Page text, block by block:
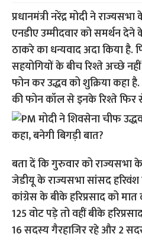
प्रधानमंत्री नरेंद्र मोदी ने
एनडीए उम्मीदवार को समर्थन
ठाकरे का धन्यवाद अदा किया है.
सहयोगियों के बीच रिश्ते अच्छे
फोन कर उद्धव को शुक्रिया कहा है.
की फोन कॉल से इनके रिश्ते फिर
बता दें कि गुरुवार को राज्यसभा
जेडीयू के राज्यसभा सांसद
कांग्रेस के बीके हरिप्रसाद को
125 वोट पड़े तो वहीं बीके
16 सदस्य गैरहाजिर रहे और 2